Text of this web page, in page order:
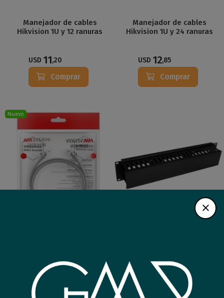
Manejador de cables
Hikvision 1U y 12 ranuras
USD 11,20
Comprar
Manejador de cables
Hikvision 1U y 24 ranuras
USD 12,85
Comprar
Nuevo
16,14 20,14
Comprar